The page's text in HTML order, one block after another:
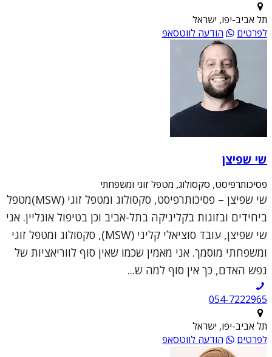
תל אביב-יפו, ישראל
לפרטים
הודעה לווטסאפ
שי שפיצן
פסיכותרפיסט, סקסולוג, מטפל זוגי ומשפחתי
שי שפיצן – פסיכותרפיסט, סקסולוג ומטפל זוגי (MSW)מטפל
ביחידים ובזוגות בקליניקה בתל-אביב וכן בטיפול אונליין. אני
שי שפיצן, עובד סוציאלי קליני (MSW), סקסולוג ומטפל זוגי
ומשפחתי מוסמך. אני מאמין שכמו שאין סוף לווריאציות של
נפש האדם, כך אין סוף למה ש...
054-7222965
תל אביב-יפו, ישראל
לפרטים
הודעה לווטסאפ